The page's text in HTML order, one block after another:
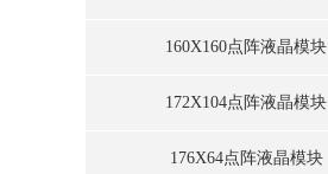
160X160点阵液晶模块
172X104点阵液晶模块
176X64点阵液晶模块